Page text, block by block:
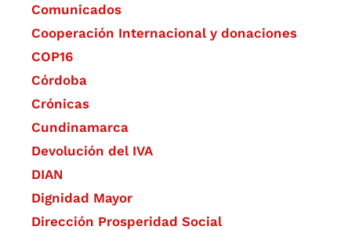
Comunicados
Cooperación Internacional y donaciones
COP16
Córdoba
Crónicas
Cundinamarca
Devolución del IVA
DIAN
Dignidad Mayor
Dirección Prosperidad Social